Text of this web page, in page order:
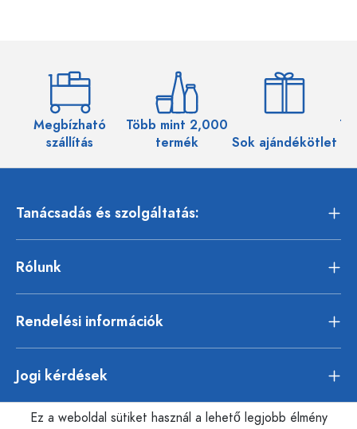
Megbízható
szállítás
Több mint 2,000
termék
Sok ajándékötlet
Tanácsadás és szolgáltatás:
Rólunk
Rendelési információk
Jogi kérdések
Ez a weboldal sütiket használ a lehető legjobb élmény